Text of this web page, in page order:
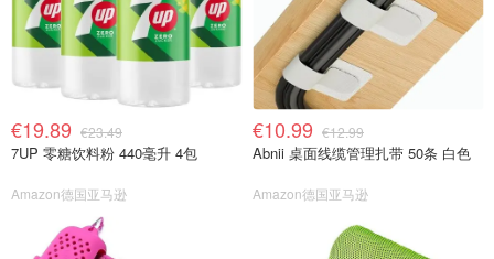
€19.89 €23.49
7UP 零糖饮料粉 440毫升 4包
Amazon德国亚马逊
€10.99 €12.99
Abnii 桌面线缆管理扎带 50条 白色
Amazon德国亚马逊